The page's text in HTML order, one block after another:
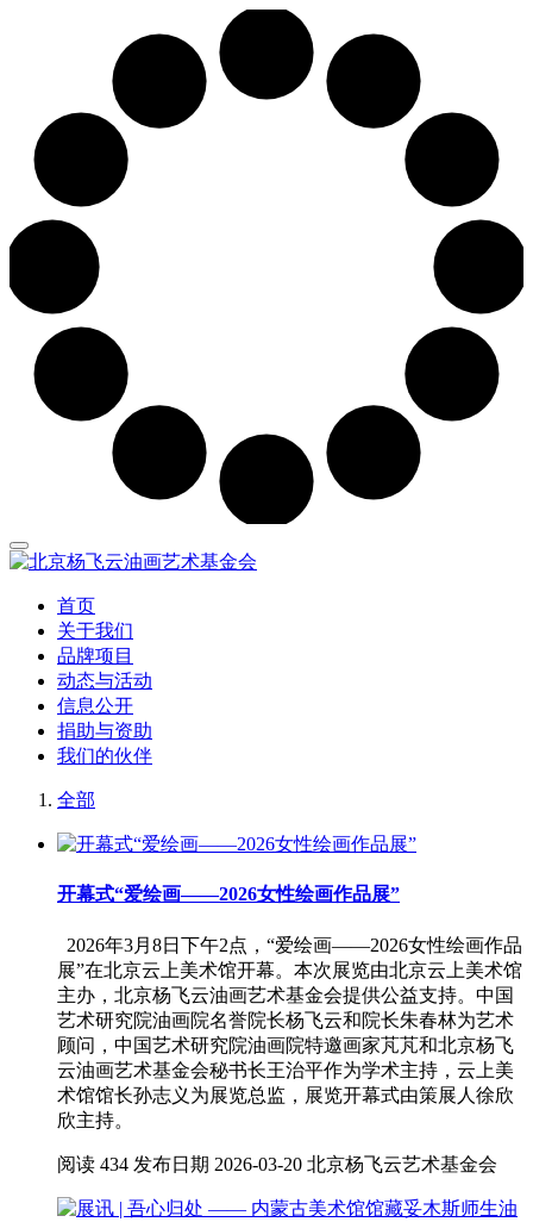
首页
关于我们
品牌项目
动态与活动
信息公开
捐助与资助
我们的伙伴
全部
开幕式“爱绘画——2026女性绘画作品展”
2026年3月8日下午2点，“爱绘画——2026女性绘画作品
展”在北京云上美术馆开幕。本次展览由北京云上美术馆
主办，北京杨飞云油画艺术基金会提供公益支持。中国
艺术研究院油画院名誉院长杨飞云和院长朱春林为艺术
顾问，中国艺术研究院油画院特邀画家芃芃和北京杨飞
云油画艺术基金会秘书长王治平作为学术主持，云上美
术馆馆长孙志义为展览总监，展览开幕式由策展人徐欣
欣主持。
阅读 434 发布日期 2026-03-20 北京杨飞云艺术基金会